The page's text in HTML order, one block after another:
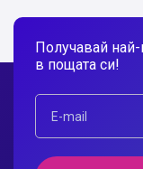
Получавай
в пощата си!